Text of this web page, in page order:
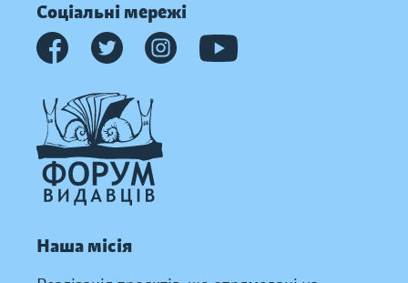
Соціальні мережі
Наша місія